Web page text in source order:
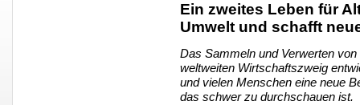
Ein zweites Leben für
Umwelt und schafft
Das Sammeln und Verwerten
weltweiten Wirtschaftszweig
und vielen Menschen eine neue
das schwer zu durchschauen ist.